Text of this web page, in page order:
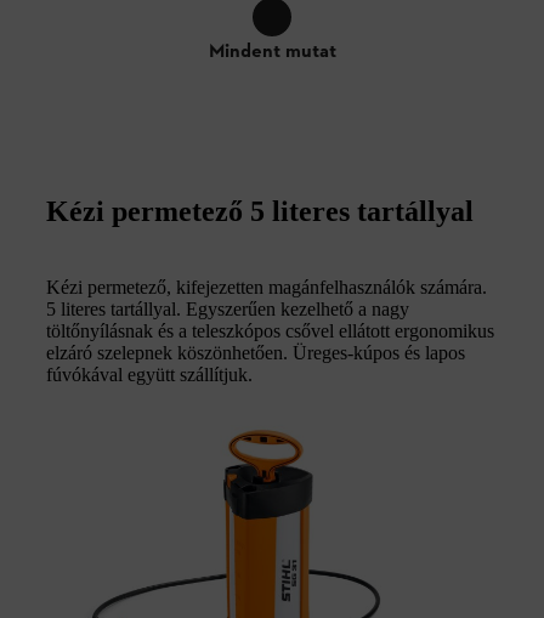
Mindent mutat
Kézi permetező 5 literes tartállyal
Kézi permetező, kifejezetten magánfelhasználók számára.
5 literes tartállyal. Egyszerűen kezelhető a nagy
töltőnyílásnak és a teleszkópos csővel ellátott ergonomikus
elzáró szelepnek köszönhetően. Üreges-kúpos és lapos
fúvókával együtt szállítjuk.